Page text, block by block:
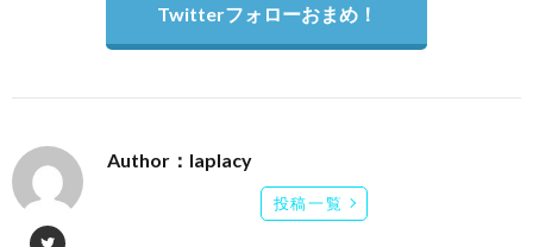
Twitterフォローおまめ！
Author：laplacy
投稿一覧